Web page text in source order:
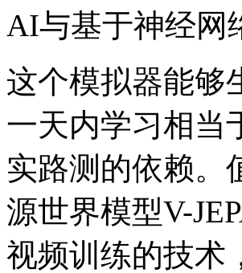
AI与基于神经网
这个模拟器能够
一天内学习相当
实路测的依赖。
源世界模型V-
视频训练的技术